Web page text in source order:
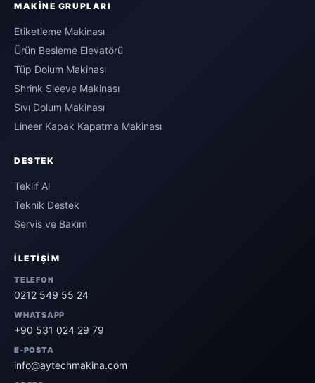
MAKINE GRUPLARI
Etiketleme Makinası
Ürün Besleme Elevatörü
Tüp Dolum Makinası
Shrink Sleeve Makinası
Sıvı Dolum Makinası
Lineer Kapak Kapatma Makinası
DESTEK
Teklif Al
Teknik Destek
Servis ve Bakım
İLETIŞIM
TELEFON
0212 549 55 24
WHATSAPP
+90 531 024 29 79
E-POSTA
info@aytechmakina.com